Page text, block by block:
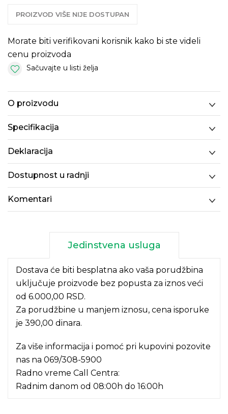
PROIZVOD VIŠE NIJE DOSTUPAN
Morate biti verifikovani korisnik kako bi ste videli
cenu proizvoda
Sačuvajte u listi želja
O proizvodu
Specifikacija
Deklaracija
Dostupnost u radnji
Komentari
Jedinstvena usluga
Dostava će biti besplatna ako vaša porudžbina
uključuje proizvode bez popusta za iznos veći
od 6.000,00 RSD.
Za porudžbine u manjem iznosu, cena isporuke
je 390,00 dinara.
Za više informacija i pomoć pri kupovini pozovite
nas na 069/308-5900
Radno vreme Call Centra:
Radnim danom od 08:00h do 16:00h